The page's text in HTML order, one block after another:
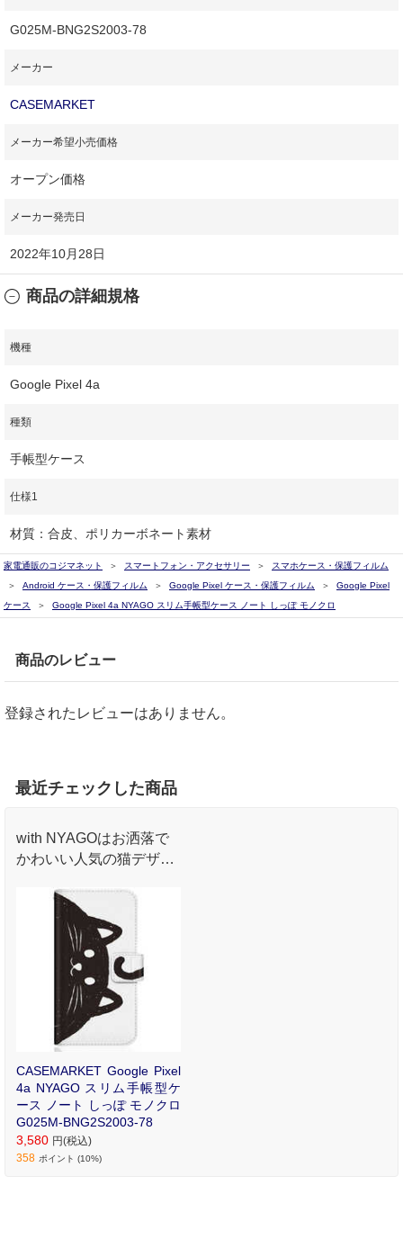
G025M-BNG2S2003-78
メーカー
CASEMARKET
メーカー希望小売価格
オープン価格
メーカー発売日
2022年10月28日
商品の詳細規格
機種
Google Pixel 4a
種類
手帳型ケース
仕様1
材質：合皮、ポリカーボネート素材
家電通販のコジマネット スマートフォン・アクセサリー
スマホケース・保護フィルム
Android ケース・保護フィルム
Google Pixel ケース・保護フィルム
Google Pixel
ケース
Google Pixel 4a NYAGO スリム手帳型ケース ノート しっぽ モノクロ
商品のレビュー
登録されたレビューはありません。
最近チェックした商品
with NYAGOはお洒落で
かわいい人気の猫デザイ
いスリム手帳型ケース。
CASEMARKET Google Pixel
4a NYAGO スリム手帳型ケ
ース ノート しっぽ モノクロ
G025M-BNG2S2003-78
3,580 円(税込)
358 ポイント (10%)